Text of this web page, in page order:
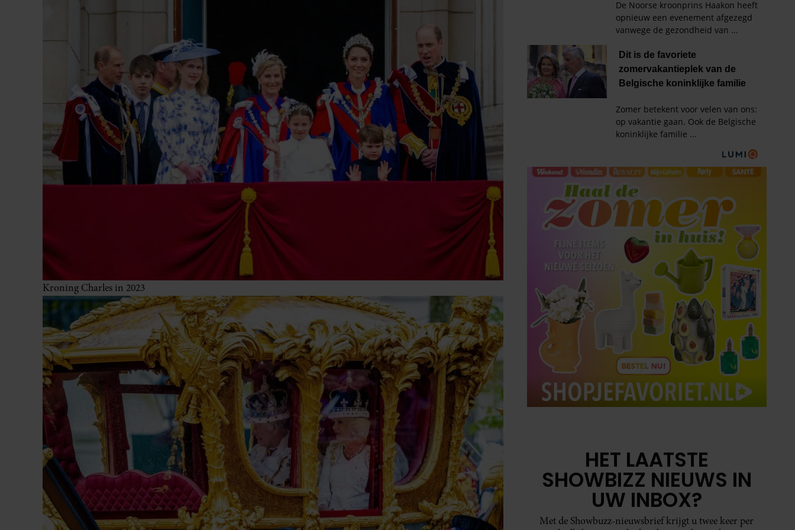
Kroning Charles in 2023
HET LAATSTE
SHOWBIZZ NIEUWS IN
UW INBOX?
Met de Showbuzz-nieuwsbrief krijgt u twee keer per